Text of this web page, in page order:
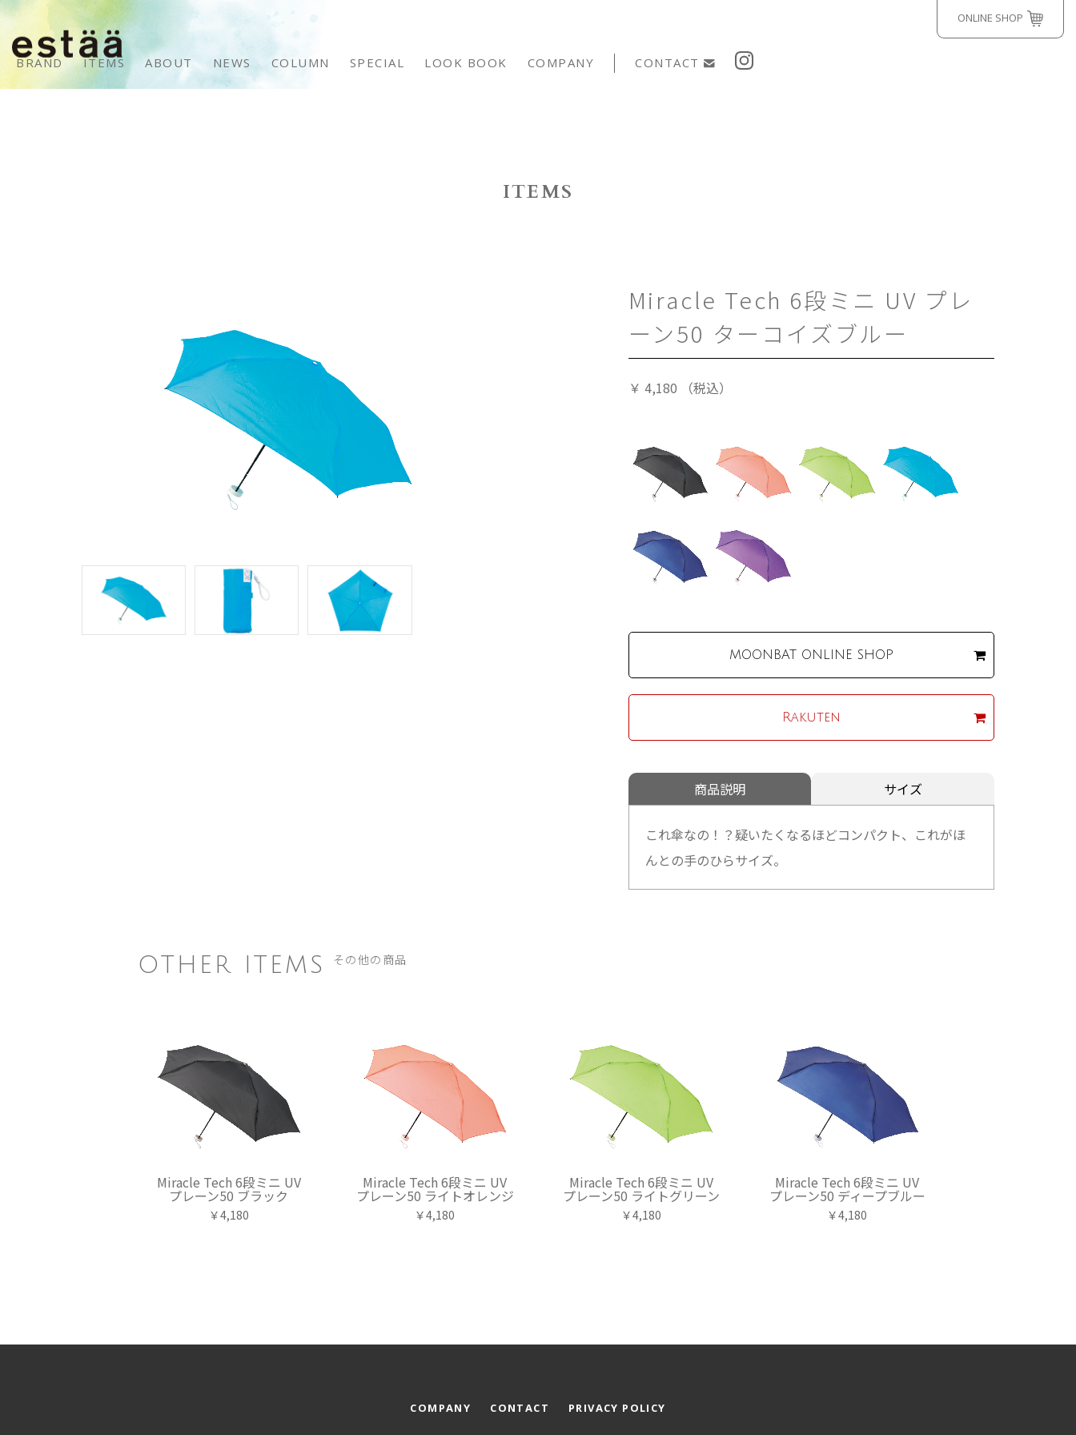
ONLINE SHOP
BRAND ITEMS ABOUT NEWS COLUMN SPECIAL LOOK BOOK COMPANY CONTACT
ITEMS
Miracle Tech 6段ミニ UV プレ
ーン50 ターコイズブルー
￥ 4,180 （税込）
MOONBATONLINE SHOP
Rakuten
商品説明 サイズ
これ傘なの！？疑いたくなるほどコンパクト、これがほ
んとの手のひらサイズ。
OTHER ITEMS その他の商品
Miracle Tech 6段ミニ UV
プレーン50 ブラック
￥4,180
Miracle Tech 6段ミニ UV
プレーン50 ライトオレンジ
￥4,180
Miracle Tech 6段ミニ UV
プレーン50 ライトグリーン
￥4,180
Miracle Tech 6段ミニ UV
プレーン50 ディープブルー
￥4,180
COMPANY CONTACT PRIVACY POLICY